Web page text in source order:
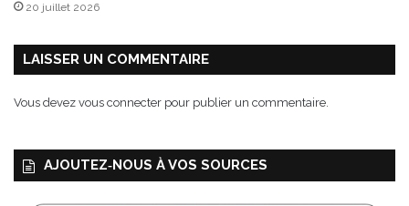
20 juillet 2026
LAISSER UN COMMENTAIRE
Vous devez vous connecter pour publier un commentaire.
AJOUTEZ‑NOUS À VOS SOURCES